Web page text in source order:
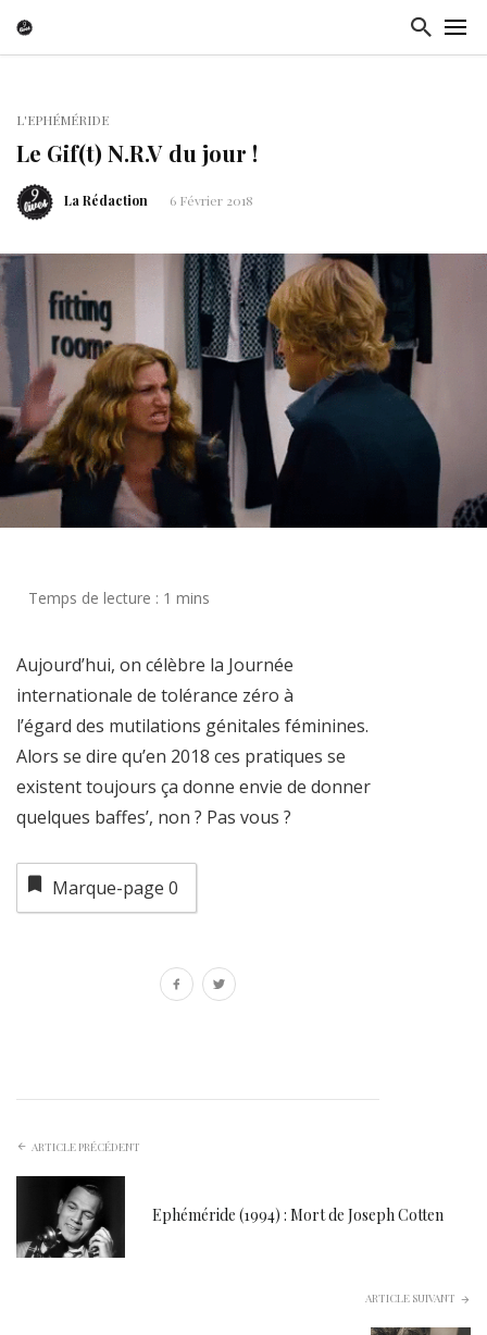
L'EPHÉMÉRIDE
Le Gif(t) N.R.V du jour !
La Rédaction 6 Février 2018
Aujourd’hui, on célèbre la Journée
internationale de tolérance zéro à
l’égard des mutilations génitales féminines.
Alors se dire qu’en 2018 ces pratiques se
existent toujours ça donne envie de donner
quelques baffes’, non ? Pas vous ?
Marque-page 0
ARTICLE PRÉCÉDENT
Ephéméride (1994) : Mort de Joseph Cotten
ARTICLE SUIVANT